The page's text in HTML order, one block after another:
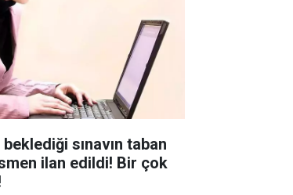
sınavın taban
ilan edildi! Bir çok